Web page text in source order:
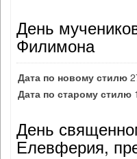
День
Филимона
Дата по новому стилю
Дата по старому стилю
День
Елевферия,